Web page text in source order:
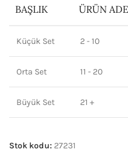
BAŞLIK ÜRÜN
Küçük Set 2 - 10
Orta Set 11 - 20
Büyük Set 21 +
Stok kodu: 27231